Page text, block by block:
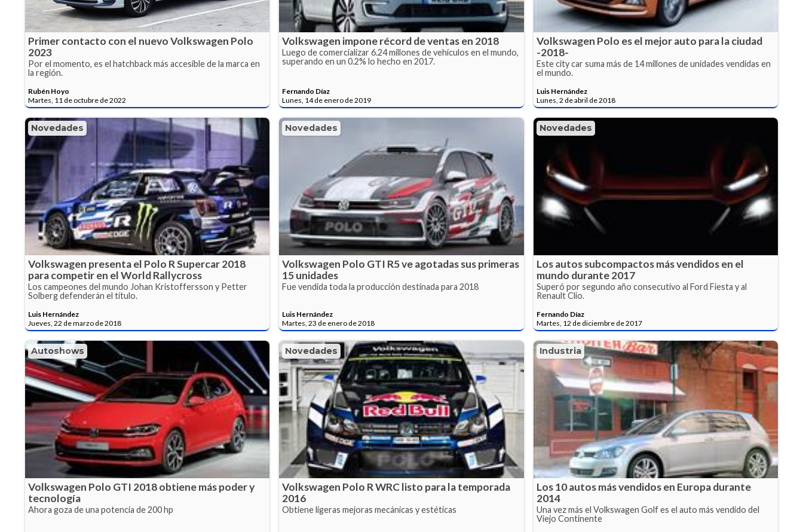
Primer contacto con el nuevo Volkswagen Polo
2023
Por el momento, es el hatchback más accesible de la marca en
la región.
Rubén Hoyo
Martes, 11 de octubre de 2022
Volkswagen impone récord de ventas en 2018
Luego de comercializar 6.24 millones de vehículos en el mundo,
superando en un 0.2% lo hecho en 2017.
Fernando Díaz
Lunes, 14 de enero de 2019
Volkswagen Polo es el mejor auto para la ciudad
-2018-
Este city car suma más de 14 millones de unidades vendidas en
el mundo.
Luis Hernández
Lunes, 2 de abril de 2018
Novedades
Volkswagen presenta el Polo R Supercar 2018
para competir en el World Rallycross
Los campeones del mundo Johan Kristoffersson y Petter
Solberg defenderán el título.
Luis Hernández
Jueves, 22 de marzo de 2018
Novedades
Volkswagen Polo GTI R5 ve agotadas sus primeras
15 unidades
Fue vendida toda la producción destinada para 2018
Luis Hernández
Martes, 23 de enero de 2018
Novedades
Los autos subcompactos más vendidos en el
mundo durante 2017
Superó por segundo año consecutivo al Ford Fiesta y al
Renault Clio.
Fernando Díaz
Martes, 12 de diciembre de 2017
Autoshows
Volkswagen Polo GTI 2018 obtiene más poder y
tecnología
Ahora goza de una potencia de 200 hp
Novedades
Volkswagen Polo R WRC listo para la temporada
2016
Obtiene ligeras mejoras mecánicas y estéticas
Industria
Los 10 autos más vendidos en Europa durante
2014
Una vez más el Volkswagen Golf es el auto más vendido del
Viejo Continente